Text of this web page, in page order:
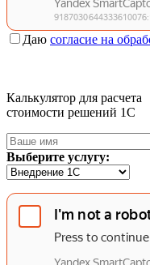
Даю согласие на
Калькулятор для расчета
стоимости решений 1C
Выберите услугу: